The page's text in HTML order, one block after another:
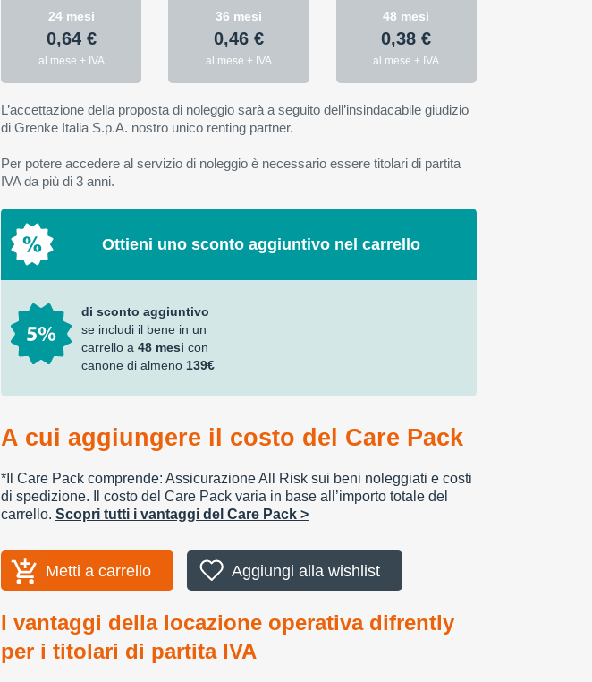
24 mesi
0,64 €
al mese + IVA
36 mesi
0,46 €
al mese + IVA
48 mesi
0,38 €
al mese + IVA
L’accettazione della proposta di noleggio sarà a seguito dell’insindacabile giudizio
di Grenke Italia S.p.A. nostro unico renting partner.
Per potere accedere al servizio di noleggio è necessario essere titolari di partita
IVA da più di 3 anni.
Ottieni uno sconto aggiuntivo nel carrello
di sconto aggiuntivo
se includi il bene in un
carrello a 48 mesi con
canone di almeno 139€
A cui aggiungere il costo del Care Pack
*Il Care Pack comprende: Assicurazione All Risk sui beni noleggiati e costi
di spedizione. Il costo del Care Pack varia in base all’importo totale del
carrello. Scopri tutti i vantaggi del Care Pack >
Metti a carrello Aggiungi alla wishlist
I vantaggi della locazione operativa difrently
per i titolari di partita IVA